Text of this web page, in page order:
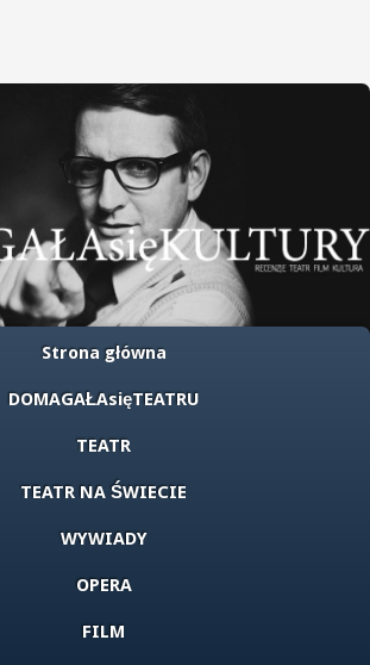
Strona główna
DOMAGAŁAsięTEATRU
TEATR
TEATR NA ŚWIECIE
WYWIADY
OPERA
FILM